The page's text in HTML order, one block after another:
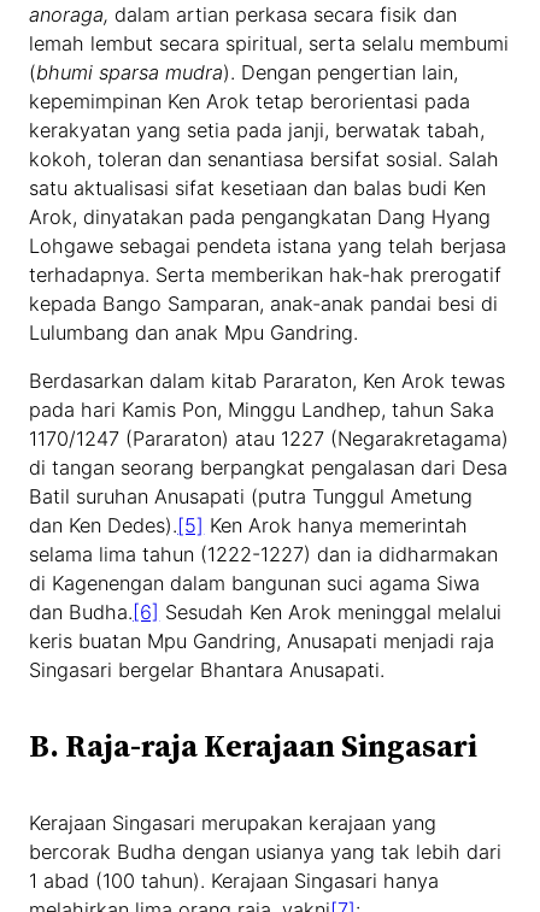
anoraga, dalam artian perkasa secara fisik dan
lemah lembut secara spiritual, serta selalu membumi
(bhumi sparsa mudra). Dengan pengertian lain,
kepemimpinan Ken Arok tetap berorientasi pada
kerakyatan yang setia pada janji, berwatak tabah,
kokoh, toleran dan senantiasa bersifat sosial. Salah
satu aktualisasi sifat kesetiaan dan balas budi Ken
Arok, dinyatakan pada pengangkatan Dang Hyang
Lohgawe sebagai pendeta istana yang telah berjasa
terhadapnya. Serta memberikan hak-hak prerogatif
kepada Bango Samparan, anak-anak pandai besi di
Lulumbang dan anak Mpu Gandring.
Berdasarkan dalam kitab Pararaton, Ken Arok tewas
pada hari Kamis Pon, Minggu Landhep, tahun Saka
1170/1247 (Pararaton) atau 1227 (Negarakretagama)
di tangan seorang berpangkat pengalasan dari Desa
Batil suruhan Anusapati (putra Tunggul Ametung
dan Ken Dedes).[5] Ken Arok hanya memerintah
selama lima tahun (1222-1227) dan ia didharmakan
di Kagenengan dalam bangunan suci agama Siwa
dan Budha.[6] Sesudah Ken Arok meninggal melalui
keris buatan Mpu Gandring, Anusapati menjadi raja
Singasari bergelar Bhantara Anusapati.
B. Raja-raja Kerajaan Singasari
Kerajaan Singasari merupakan kerajaan yang
bercorak Budha dengan usianya yang tak lebih dari
1 abad (100 tahun). Kerajaan Singasari hanya